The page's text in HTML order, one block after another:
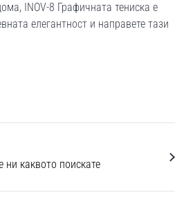
INOV-8 Графичната тениска е
елегантност и направете тази
ни каквото поискате